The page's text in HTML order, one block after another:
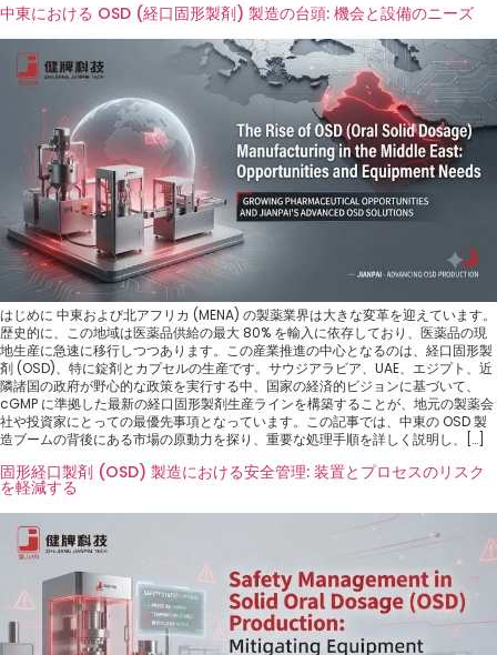
中東における OSD (経口固形製剤) 製造の台頭: 機会と設備のニーズ
はじめに 中東および北アフリカ (MENA) の製薬業界は大きな変革を迎えています。
歴史的に、この地域は医薬品供給の最大 80% を輸入に依存しており、医薬品の現
地生産に急速に移行しつつあります。この産業推進の中心となるのは、経口固形製
剤 (OSD)、特に錠剤とカプセルの生産です。サウジアラビア、UAE、エジプト、近
隣諸国の政府が野心的な政策を実行する中、国家の経済的ビジョンに基づいて、
cGMP に準拠した最新の経口固形製剤生産ラインを構築することが、地元の製薬会
社や投資家にとっての最優先事項となっています。この記事では、中東の OSD 製
造ブームの背後にある市場の原動力を探り、重要な処理手順を詳しく説明し、[…]
固形経口製剤 (OSD) 製造における安全管理: 装置とプロセスのリスク
を軽減する